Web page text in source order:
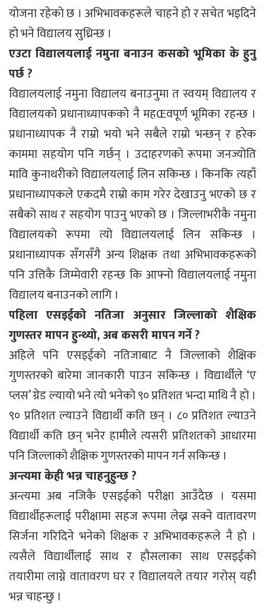
योजना रहेको छ । अभिभावकहरूले चाहने हो र सचेत भइदिने
हो भने विद्यालय सुध्रिन्छ ।
एउटा विद्यालयलाई नमुना बनाउन कसको भूमिका के हुनु
पर्छ ?
विद्यालयलाई नमुना विद्यालय बनाउनुमा त स्वयम् विद्यालय र
विद्यालयको प्रधानाध्यापकको नै महŒवपूर्ण भूमिका रहन्छ ।
प्रधानाध्यापक नै राम्रो भयो भने सबैले राम्रो भन्छन् र हरेक
काममा सहयोग पनि गर्छन् । उदाहरणको रूपमा जनज्योति
मावि कुनाथरीको विद्यालयलाई लिन सकिन्छ । किनकि त्यहाँ
प्रधानाध्यापकले एकदमै राम्रो काम गरेर देखाउनु भएको छ र
सबैको साथ र सहयोग पाउनु भएको छ । जिल्लाभरीकै नमुना
विद्यालयको रूपमा त्यो विद्यालयलाई लिन सकिन्छ ।
प्रधानाध्यापक सँगसँगै अन्य शिक्षक तथा अभिभावकहरूको
पनि उत्तिकै जिम्मेवारी रहन्छ कि आफ्नो विद्यालयलाई नमुना
विद्यालय बनाउनको लागि ।
पहिला एसइईको नतिजा अनुसार जिल्लाको शैक्षिक
गुणस्तर मापन हुन्थ्यो, अब कसरी मापन गर्ने ?
अहिले पनि एसइईको नतिजाबाट नै जिल्लाको शैक्षिक
गुणस्तरको बारेमा जानकारी पाउन सकिन्छ । विद्यार्थीले ‘ए
प्लस’ ग्रेड ल्यायो भने त्यो भनेको ९० प्रतिशत भन्दा माथि नै हो ।
९० प्रतिशत ल्याउने विद्यार्थी कति छन् । ८० प्रतिशत ल्याउने
विद्यार्थी कति छन् भनेर हामीले त्यसरी प्रतिशतको आधारमा
पनि जिल्लाको शैक्षिक गुणस्तरको मापन गर्न सकिन्छ ।
अन्त्यमा केही भन्न चाहनुहुन्छ ?
अन्त्यमा अब नजिकै एसइईको परीक्षा आउँदैछ । यसमा
विद्यार्थीहरूलाई परीक्षामा सहज रूपमा लेख्न सक्ने वातावरण
सिर्जना गरिदिने भनेको शिक्षक र अभिभावकहरूले नै हो ।
त्यसैले विद्यार्थीलाई साथ र हौसलाका साथ एसइईको
तयारीमा लाग्ने वातावरण घर र विद्यालयले तयार गरोस् यही
भन्न चाहन्छु ।